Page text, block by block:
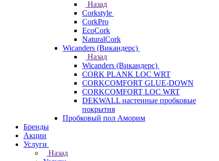
Назад
Corkstyle
CorkPro
EcoCork
NaturalCork
Wicanders (Викандерс)
Назад
Wicanders (Викандерс)
CORK PLANK LOC WRT
CORKCOMFORT GLUE-DOWN
CORKCOMFORT LOC WRT
DEKWALL настенные пробковые
покрытия
Пробковый пол Аморим
Бренды
Акции
Услуги
Назад